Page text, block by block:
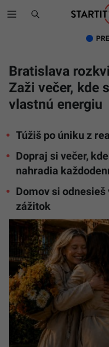
Bratislava
Zaži večer, kde
vlastnú energiu
Túžiš po úniku z
Dopraj si večer,
nahradia
Domov si
zážitok